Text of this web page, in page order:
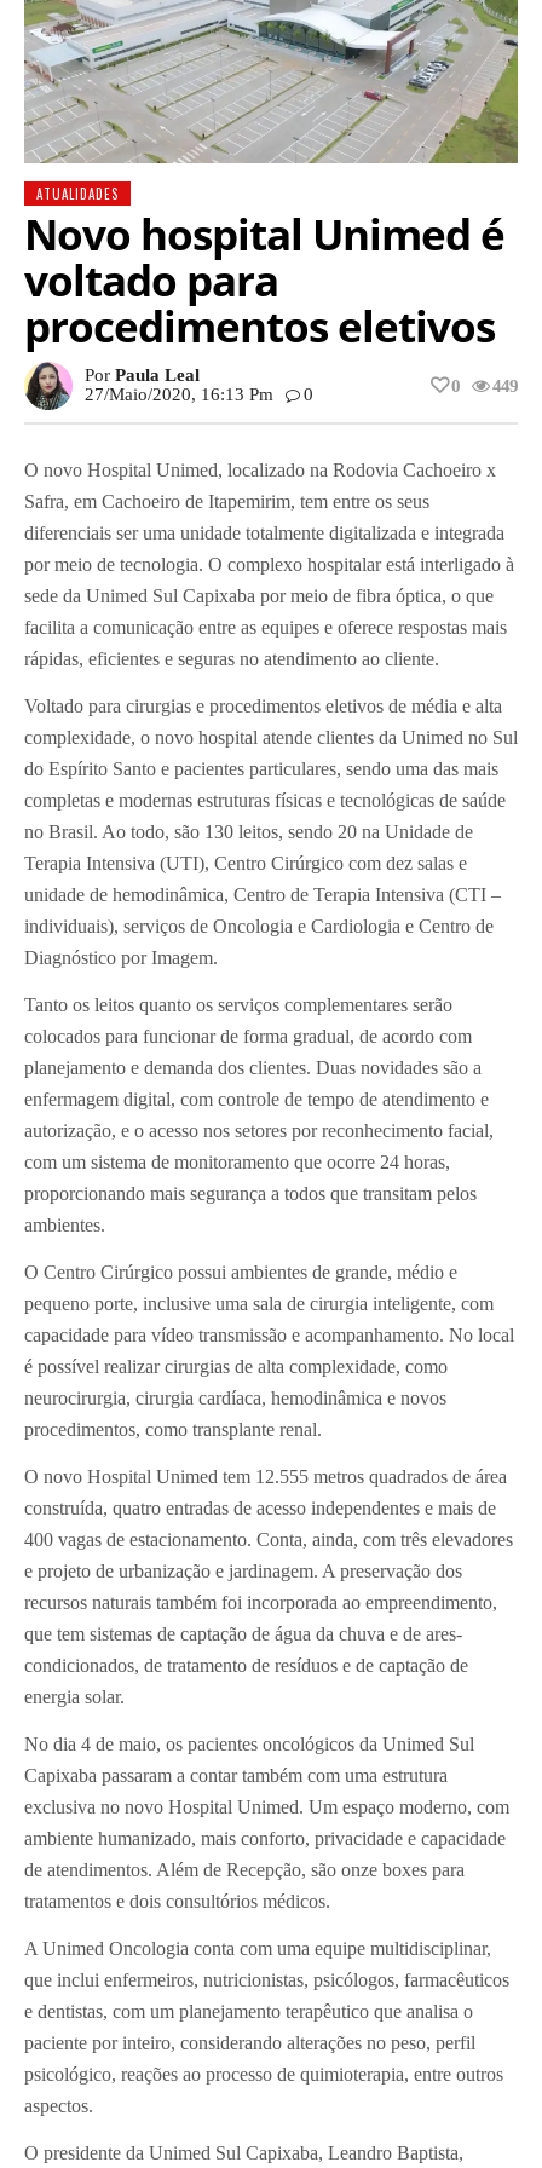
ATUALIDADES
Novo hospital Unimed é
voltado para
procedimentos eletivos
Por Paula Leal
27/maio/2020, 16:13 Pm
0 449
0
O novo Hospital Unimed, localizado na Rodovia Cachoeiro x
Safra, em Cachoeiro de Itapemirim, tem entre os seus
diferenciais ser uma unidade totalmente digitalizada e integrada
por meio de tecnologia. O complexo hospitalar está interligado à
sede da Unimed Sul Capixaba por meio de fibra óptica, o que
facilita a comunicação entre as equipes e oferece respostas mais
rápidas, eficientes e seguras no atendimento ao cliente.
Voltado para cirurgias e procedimentos eletivos de média e alta
complexidade, o novo hospital atende clientes da Unimed no Sul
do Espírito Santo e pacientes particulares, sendo uma das mais
completas e modernas estruturas físicas e tecnológicas de saúde
no Brasil. Ao todo, são 130 leitos, sendo 20 na Unidade de
Terapia Intensiva (UTI), Centro Cirúrgico com dez salas e
unidade de hemodinâmica, Centro de Terapia Intensiva (CTI –
individuais), serviços de Oncologia e Cardiologia e Centro de
Diagnóstico por Imagem.
Tanto os leitos quanto os serviços complementares serão
colocados para funcionar de forma gradual, de acordo com
planejamento e demanda dos clientes. Duas novidades são a
enfermagem digital, com controle de tempo de atendimento e
autorização, e o acesso nos setores por reconhecimento facial,
com um sistema de monitoramento que ocorre 24 horas,
proporcionando mais segurança a todos que transitam pelos
ambientes.
O Centro Cirúrgico possui ambientes de grande, médio e
pequeno porte, inclusive uma sala de cirurgia inteligente, com
capacidade para vídeo transmissão e acompanhamento. No local
é possível realizar cirurgias de alta complexidade, como
neurocirurgia, cirurgia cardíaca, hemodinâmica e novos
procedimentos, como transplante renal.
O novo Hospital Unimed tem 12.555 metros quadrados de área
construída, quatro entradas de acesso independentes e mais de
400 vagas de estacionamento. Conta, ainda, com três elevadores
e projeto de urbanização e jardinagem. A preservação dos
recursos naturais também foi incorporada ao empreendimento,
que tem sistemas de captação de água da chuva e de ares-
condicionados, de tratamento de resíduos e de captação de
energia solar.
No dia 4 de maio, os pacientes oncológicos da Unimed Sul
Capixaba passaram a contar também com uma estrutura
exclusiva no novo Hospital Unimed. Um espaço moderno, com
ambiente humanizado, mais conforto, privacidade e capacidade
de atendimentos. Além de Recepção, são onze boxes para
tratamentos e dois consultórios médicos.
A Unimed Oncologia conta com uma equipe multidisciplinar,
que inclui enfermeiros, nutricionistas, psicólogos, farmacêuticos
e dentistas, com um planejamento terapêutico que analisa o
paciente por inteiro, considerando alterações no peso, perfil
psicológico, reações ao processo de quimioterapia, entre outros
aspectos.
O presidente da Unimed Sul Capixaba, Leandro Baptista,